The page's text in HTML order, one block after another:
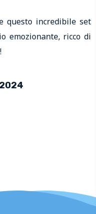
questo incredibile set
emozionante, ricco di